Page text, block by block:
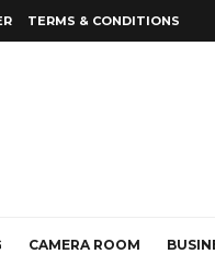
TERMS & CONDITIONS
CAMERA ROOM